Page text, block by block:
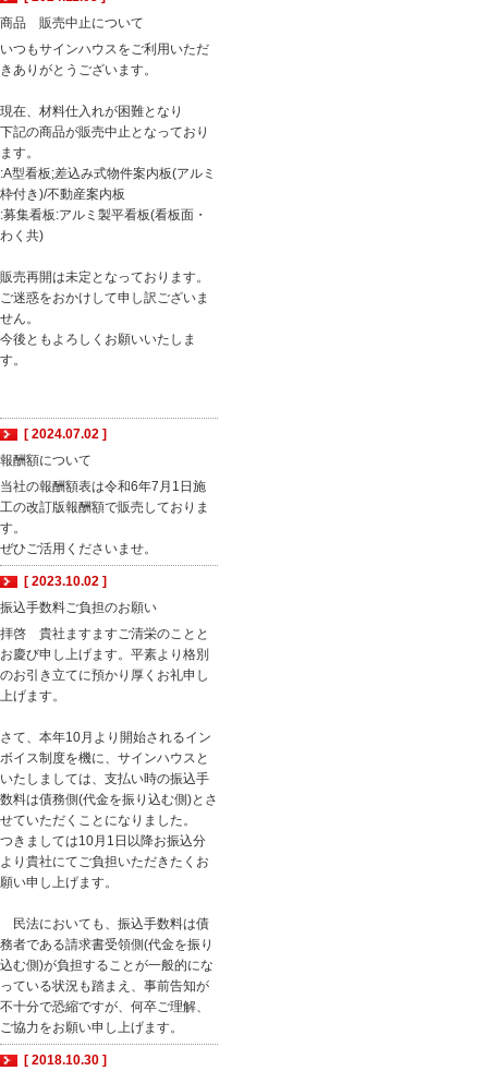
商品 販売中止について
いつもサインハウスをご利用いただ
きありがとうございます。
現在、材料仕入れが困難となり
下記の商品が販売中止となっており
ます。
:A型看板;差込み式物件案内板(アルミ
枠付き)/不動産案内板
:募集看板:アルミ製平看板(看板面・
わく共)
販売再開は未定となっております。
ご迷惑をおかけして申し訳ございま
せん。
今後ともよろしくお願いいたしま
す。
[ 2024.07.02 ]
報酬額について
当社の報酬額表は令和6年7月1日施
工の改訂版報酬額で販売しておりま
す。
ぜひご活用くださいませ。
[ 2023.10.02 ]
振込手数料ご負担のお願い
拝啓 貴社ますますご清栄のことと
お慶び申し上げます。平素より格別
のお引き立てに預かり厚くお礼申し
上げます。
さて、本年10月より開始されるイン
ボイス制度を機に、サインハウスと
いたしましては、支払い時の振込手
数料は債務側(代金を振り込む側)とさ
せていただくことになりました。
つきましては10月1日以降お振込分
より貴社にてご負担いただきたくお
願い申し上げます。
民法においても、振込手数料は債
務者である請求書受領側(代金を振り
込む側)が負担することが一般的にな
っている状況も踏まえ、事前告知が
不十分で恐縮ですが、何卒ご理解、
ご協力をお願い申し上げます。
[ 2018.10.30 ]